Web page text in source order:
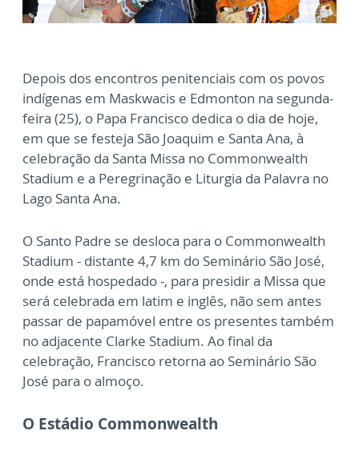
Depois dos encontros penitenciais com os povos
indígenas em Maskwacis e Edmonton na segunda-
feira (25), o Papa Francisco dedica o dia de hoje,
em que se festeja São Joaquim e Santa Ana, à
celebração da Santa Missa no Commonwealth
Stadium e a Peregrinação e Liturgia da Palavra no
Lago Santa Ana.
O Santo Padre se desloca para o Commonwealth
Stadium - distante 4,7 km do Seminário São José,
onde está hospedado -, para presidir a Missa que
será celebrada em latim e inglês, não sem antes
passar de papamóvel entre os presentes também
no adjacente Clarke Stadium. Ao final da
celebração, Francisco retorna ao Seminário São
José para o almoço.
O Estádio Commonwealth